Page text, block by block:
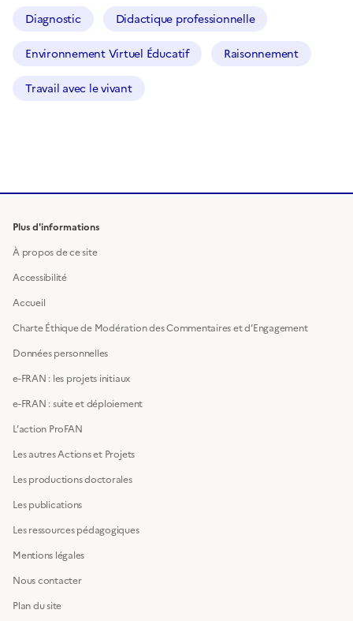
Diagnostic Didactique professionnelle
Environnement Virtuel Éducatif Raisonnement
Travail avec le vivant
Plus d'informations
À propos de ce site
Accessibilité
Accueil
Charte Éthique de Modération des Commentaires et d’Engagement
Données personnelles
e-FRAN : les projets initiaux
e-FRAN : suite et déploiement
L’action ProFAN
Les autres Actions et Projets
Les productions doctorales
Les publications
Les ressources pédagogiques
Mentions légales
Nous contacter
Plan du site